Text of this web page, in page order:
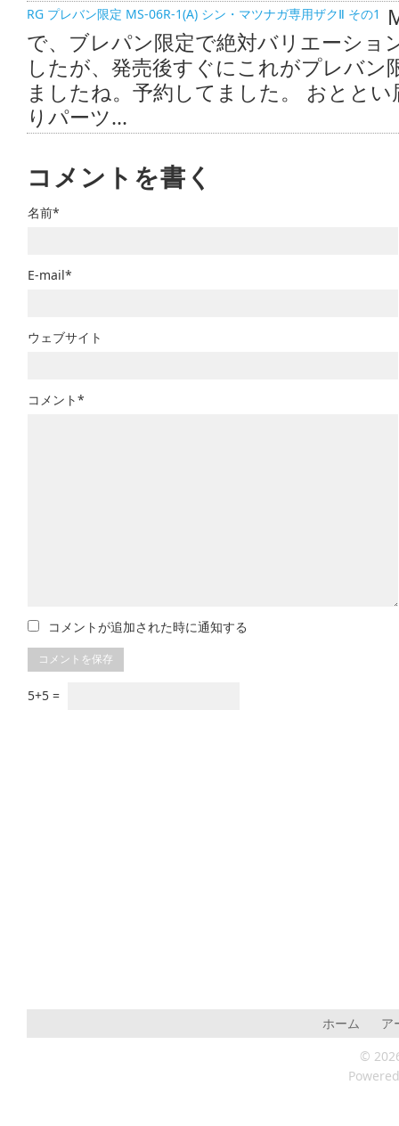
RG プレバン限定 MS-06R-1(A) シン・マツナガ専用ザクⅡ その1
で、ブレパン限定で絶対バリエーショ
したが、発売後すぐにこれがプレバン
ましたね。予約してました。 おとと
りパーツ...
コメントを書く
名前*
E-mail*
ウェブサイト
コメント*
コメントが追加された時に通知する
5+5 =
ホーム
ア
©